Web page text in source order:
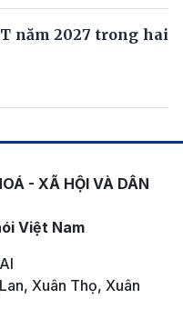
năm 2027 trong hai
- XÃ HỘI VÀ DÂN
Việt Nam
Xuân Thọ, Xuân